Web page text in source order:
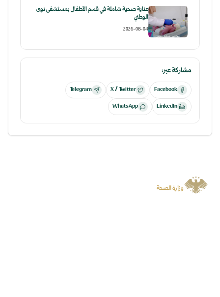
عناية صحية شاملة في قسم الأطفال بمستشفى نوى
الوطني
2026-08-04
مشاركة عبر:
Facebook
X / Twitter
Telegram
LinkedIn
WhatsApp
وزارة الصحة